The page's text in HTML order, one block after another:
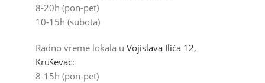
8-20h (pon-pet)
10-15h (subota)
Radno vreme lokala u Vojislava Ilića 12,
Kruševac:
8-15h (pon-pet)